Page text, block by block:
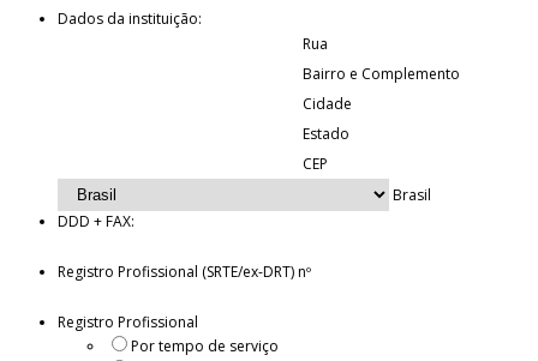
Dados da instituição:
Rua
Bairro e Complemento
Cidade
Estado
CEP
Brasil
DDD + FAX:
Registro Profissional (SRTE/ex-DRT) nº
Registro Profissional
Por tempo de serviço